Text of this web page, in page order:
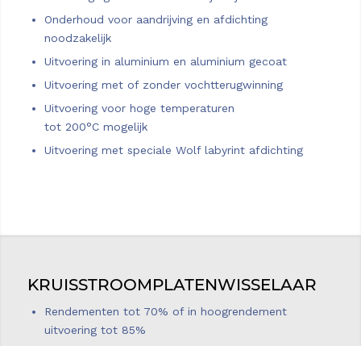
Onderhoud voor aandrijving en afdichting
noodzakelijk
Uitvoering in aluminium en aluminium gecoat
Uitvoering met of zonder vochtterugwinning
Uitvoering voor hoge temperaturen
tot 200°C mogelijk
Uitvoering met speciale Wolf labyrint afdichting
KRUISSTROOMPLATENWISSELAAR
Rendementen tot 70% of in hoogrendement
uitvoering tot 85%